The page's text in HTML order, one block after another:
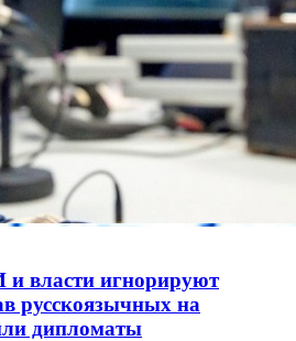
власти игнорируют
русскоязычных на
дипломаты